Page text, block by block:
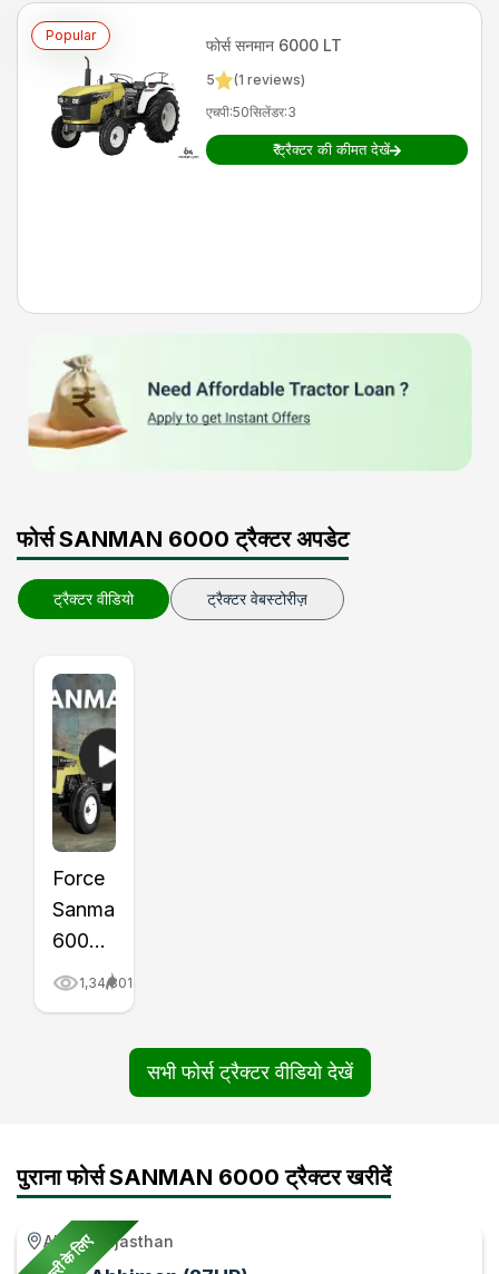
Popular
फोर्स सनमान 6000 LT
5 (1 reviews)
एचपी:50सिलेंडर:3
₹ट्रैक्टर की कीमत देखें
फोर्स SANMAN 6000 ट्रैक्टर अपडेट
ट्रैक्टर वीडियो ट्रैक्टर वेबस्टोरीज़
Force
Sanman
6000
Tractor
Tractor
Gyan
1,34,801
सभी फोर्स ट्रैक्टर वीडियो देखें
पुराना फोर्स SANMAN 6000 ट्रैक्टर खरीदें
Alwar, Rajasthan